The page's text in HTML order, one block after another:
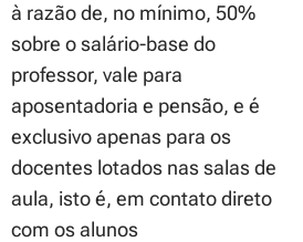
à razão de, no mínimo, 50%
sobre o salário-base do
professor, vale para
aposentadoria e pensão, e é
exclusivo apenas para os
docentes lotados nas salas de
aula, isto é, em contato direto
com os alunos